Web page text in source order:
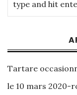
Tartare
le 10 mars 2020-